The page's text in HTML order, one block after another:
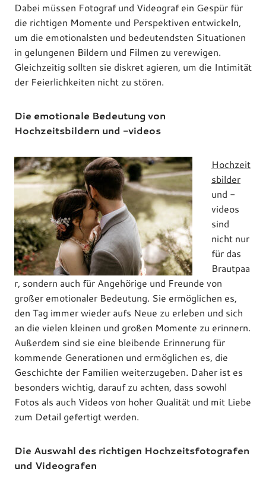
Dabei müssen Fotograf und Videograf ein Gespür für
die richtigen Momente und Perspektiven entwickeln,
um die emotionalsten und bedeutendsten Situationen
in gelungenen Bildern und Filmen zu verewigen.
Gleichzeitig sollten sie diskret agieren, um die Intimität
der Feierlichkeiten nicht zu stören.
Die emotionale Bedeutung von
Hochzeitsbildern und -videos
Hochzeit
sbilder
und -
videos
sind
nicht nur
für das
Brautpaa
r, sondern auch für Angehörige und Freunde von
großer emotionaler Bedeutung. Sie ermöglichen es,
den Tag immer wieder aufs Neue zu erleben und sich
an die vielen kleinen und großen Momente zu erinnern.
Außerdem sind sie eine bleibende Erinnerung für
kommende Generationen und ermöglichen es, die
Geschichte der Familien weiterzugeben. Daher ist es
besonders wichtig, darauf zu achten, dass sowohl
Fotos als auch Videos von hoher Qualität und mit Liebe
zum Detail gefertigt werden.
Die Auswahl des richtigen Hochzeitsfotografen
und Videografen